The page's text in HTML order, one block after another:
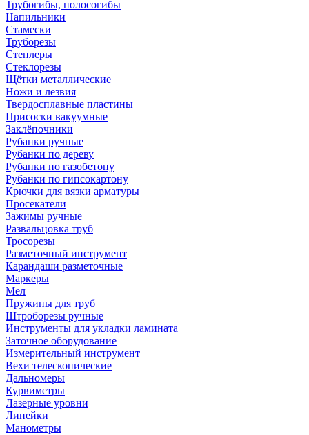
Трубогибы, полосогибы
Напильники
Стамески
Труборезы
Степлеры
Стеклорезы
Щётки металлические
Ножи и лезвия
Твердосплавные пластины
Присоски вакуумные
Заклёпочники
Рубанки ручные
Рубанки по дереву
Рубанки по газобетону
Рубанки по гипсокартону
Крючки для вязки арматуры
Просекатели
Зажимы ручные
Развальцовка труб
Тросорезы
Разметочный инструмент
Карандаши разметочные
Маркеры
Мел
Пружины для труб
Штроборезы ручные
Инструменты для укладки ламината
Заточное оборудование
Измерительный инструмент
Вехи телескопические
Дальномеры
Курвиметры
Лазерные уровни
Линейки
Манометры